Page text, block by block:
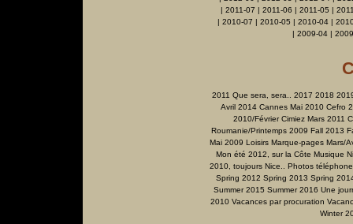
| 2011-07 | 2011-06 | 2011-05 |
| 2010-07 | 2010-05 | 2010-04 |
| 2009-04 |
2011 Que sera, sera.. 2017 2018
Avril 2014 Cannes Mai 2010 Cefro
2010/Février Cimiez Mars 2011
Roumanie/Printemps 2009 Fall 2013
Mai 2009 Loisirs Marque-pages Mars/
Mon été 2012, sur la Côte Musique
2010, toujours Nice..
Photos téléphone
Spring 2012 Spring 2013 Spring
Summer 2015 Summer 2016 Une
2010 Vacances par procuration
Winter